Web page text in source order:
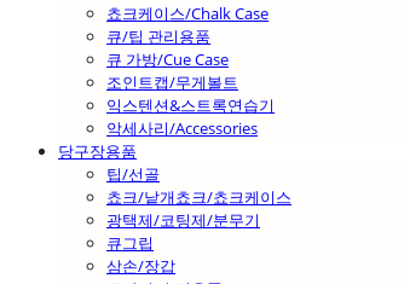
쵸크케이스/Chalk Case
큐/팁 관리용품
큐 가방/Cue Case
조인트캡/무게볼트
익스텐션&스트록연습기
악세사리/Accessories
당구장용품
팁/선골
쵸크/낱개쵸크/쵸크케이스
광택제/코팅제/분무기
큐그립
삼손/장갑